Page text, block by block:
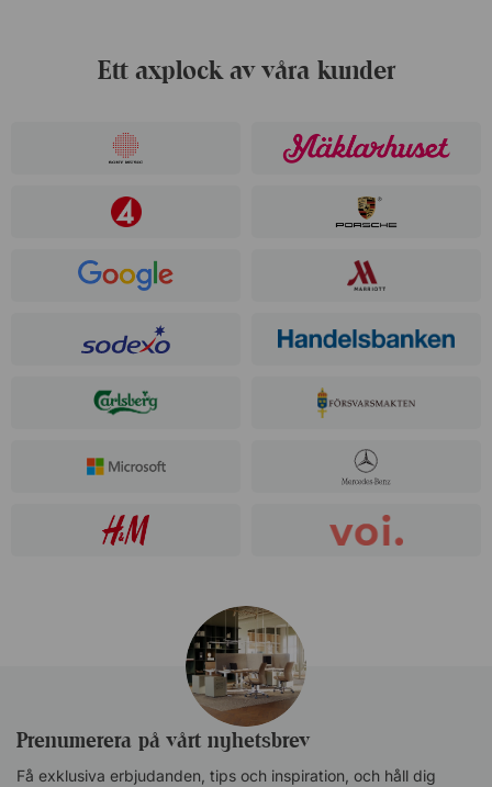
Ett axplock av våra kunder
Prenumerera på vårt nyhetsbrev
Få exklusiva erbjudanden, tips och inspiration, och håll dig